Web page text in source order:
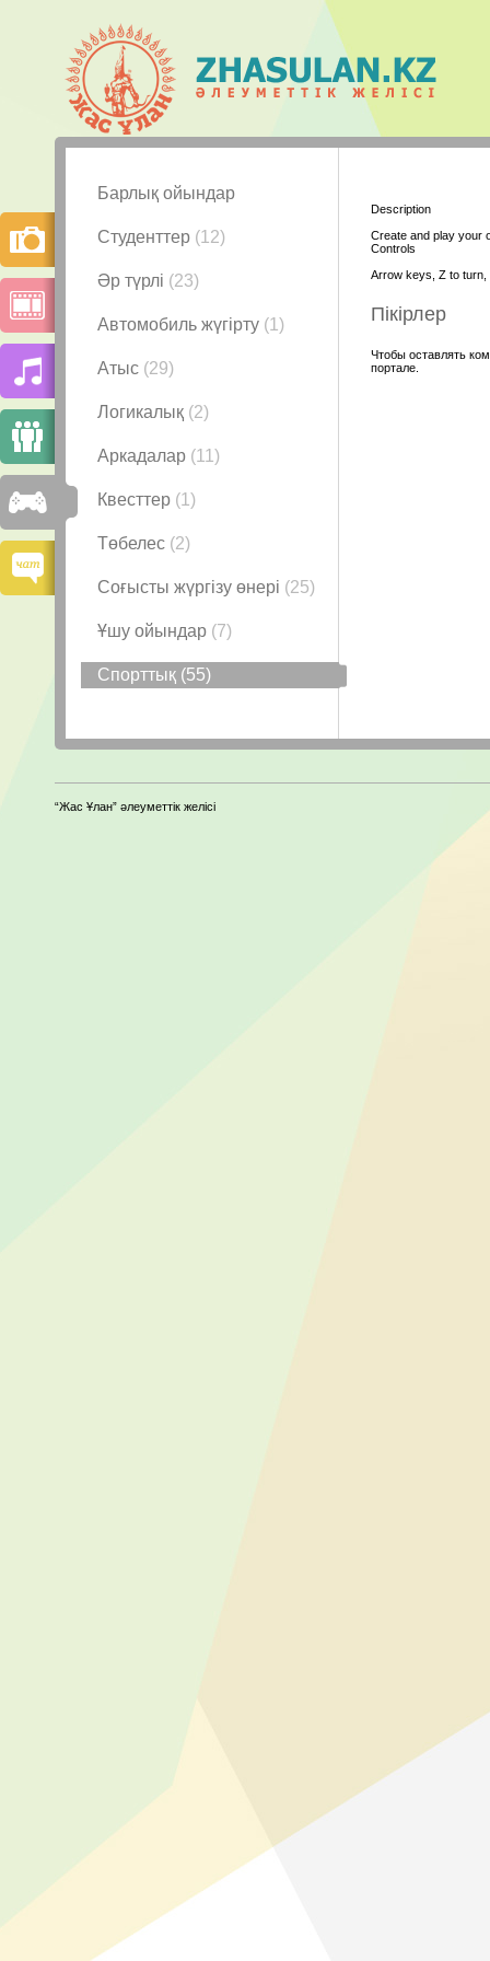
Барлық ойындар
Студенттер (12)
Әр түрлі (23)
Автомобиль жүгірту (1)
Атыс (29)
Логикалық (2)
Аркадалар (11)
Квесттер (1)
Төбелес (2)
Соғысты жүргізу өнері (25)
Ұшу ойындар (7)
Спорттық (55)
Description
Create and play your
Controls
Arrow keys, Z to turn,
Пікірлер
Чтобы оставлять
портале.
“Жас Ұлан” әлеуметтік желісі